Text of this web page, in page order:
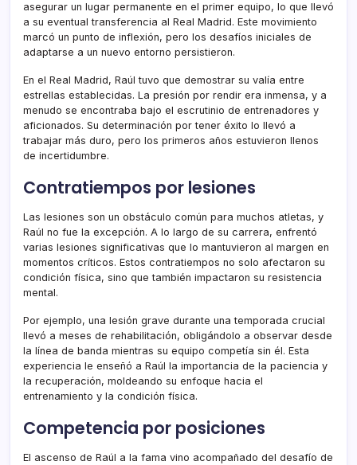
asegurar un lugar permanente en el primer equipo, lo que llevó
a su eventual transferencia al Real Madrid. Este movimiento
marcó un punto de inflexión, pero los desafíos iniciales de
adaptarse a un nuevo entorno persistieron.
En el Real Madrid, Raúl tuvo que demostrar su valía entre
estrellas establecidas. La presión por rendir era inmensa, y a
menudo se encontraba bajo el escrutinio de entrenadores y
aficionados. Su determinación por tener éxito lo llevó a
trabajar más duro, pero los primeros años estuvieron llenos
de incertidumbre.
Contratiempos por lesiones
Las lesiones son un obstáculo común para muchos atletas, y
Raúl no fue la excepción. A lo largo de su carrera, enfrentó
varias lesiones significativas que lo mantuvieron al margen en
momentos críticos. Estos contratiempos no solo afectaron su
condición física, sino que también impactaron su resistencia
mental.
Por ejemplo, una lesión grave durante una temporada crucial
llevó a meses de rehabilitación, obligándolo a observar desde
la línea de banda mientras su equipo competía sin él. Esta
experiencia le enseñó a Raúl la importancia de la paciencia y
la recuperación, moldeando su enfoque hacia el
entrenamiento y la condición física.
Competencia por posiciones
El ascenso de Raúl a la fama vino acompañado del desafío de